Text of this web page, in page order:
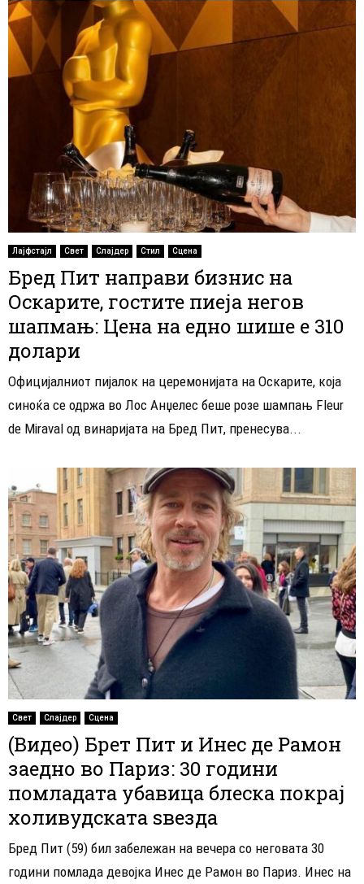
Лајфстајл Свет Слајдер Стил Сцена
Бред Пит направи бизнис на
Оскарите, гостите пиеја негов
шапмањ: Цена на едно шише е 310
долари
Официјалниот пијалок на церемонијата на Оскарите, која
синоќа се одржа во Лос Анџелес беше розе шампањ Fleur
de Miraval од винаријата на Бред Пит, пренесува...
Свет Слајдер Сцена
(Видео) Брет Пит и Инес де Рамон
заедно во Париз: 30 години
помладата убавица блеска покрај
холивудската ѕвезда
Бред Пит (59) бил забележан на вечера со неговата 30
години помлада девојка Инес де Рамон во Париз. Инес на